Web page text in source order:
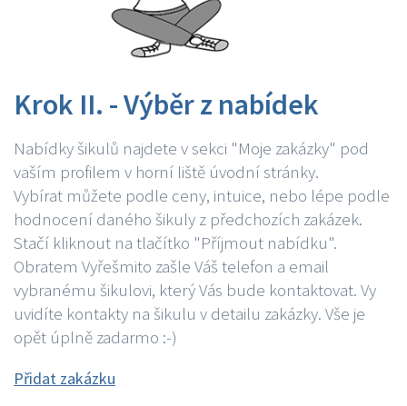
Krok II. - Výběr z nabídek
Nabídky šikulů najdete v sekci "Moje zakázky" pod
vaším profilem v horní liště úvodní stránky.
Vybírat můžete podle ceny, intuice, nebo lépe podle
hodnocení daného šikuly z předchozích zakázek.
Stačí kliknout na tlačítko "Příjmout nabídku".
Obratem Vyřešmito zašle Váš telefon a email
vybranému šikulovi, který Vás bude kontaktovat. Vy
uvidíte kontakty na šikulu v detailu zakázky. Vše je
opět úplně zadarmo :-)
Přidat zakázku